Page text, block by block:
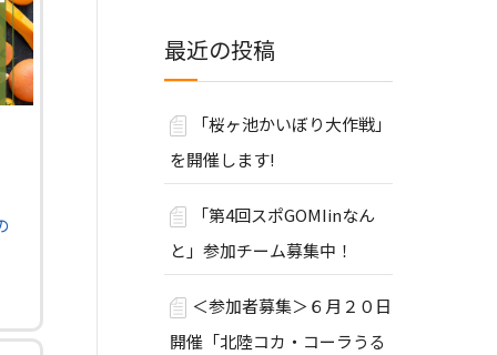
最近の投稿
「桜ヶ池かいぼり大作戦」
を開催します!
「第4回スポGOMIinなん
と」参加チーム募集中！
＜参加者募集＞６月２０日
開催「北陸コカ・コーラうる